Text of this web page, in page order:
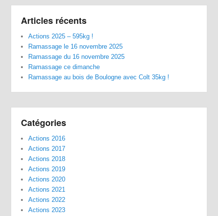
Articles récents
Actions 2025 – 595kg !
Ramassage le 16 novembre 2025
Ramassage du 16 novembre 2025
Ramassage ce dimanche
Ramassage au bois de Boulogne avec Colt 35kg !
Catégories
Actions 2016
Actions 2017
Actions 2018
Actions 2019
Actions 2020
Actions 2021
Actions 2022
Actions 2023